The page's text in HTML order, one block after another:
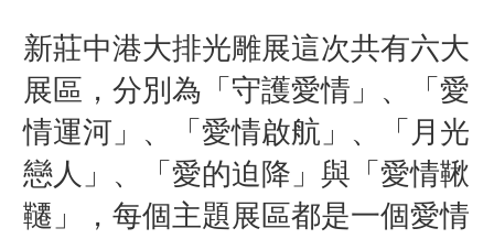
新莊中港大排光雕展這次共有六大
展區，分別為「守護愛情」、「愛
情運河」、「愛情啟航」、「月光
戀人」、「愛的迫降」與「愛情鞦
韆」，每個主題展區都是一個愛情